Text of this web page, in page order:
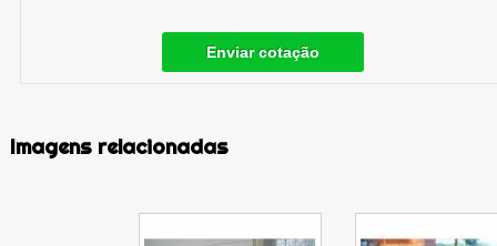
Enviar cotação
Imagens relacionadas